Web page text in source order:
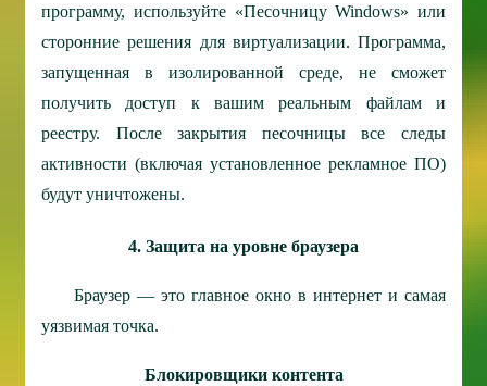
программу, используйте «Песочницу Windows» или
сторонние решения для виртуализации. Программа,
запущенная в изолированной среде, не сможет
получить доступ к вашим реальным файлам и
реестру. После закрытия песочницы все следы
активности (включая установленное рекламное ПО)
будут уничтожены.
4. Защита на уровне браузера
Браузер — это главное окно в интернет и самая
уязвимая точка.
Блокировщики контента